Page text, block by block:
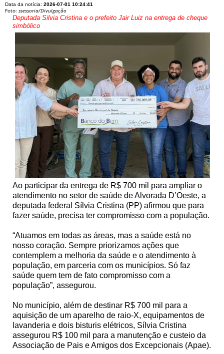
Data da notícia: 2026-07-01 10:24:41
Foto: ssessoria/Divulgação
Deputada Silvia Cristina e o prefeito Jair Luiz na entrega de cheque
simbólico
Ao participar da entrega de R$ 700 mil para ampliar o
atendimento no setor de saúde de Alvorada D’Oeste, a
deputada federal Sílvia Cristina (PP) afirmou que para
fazer saúde, precisa ter compromisso com a população.
“Atuamos em todas as áreas, mas a saúde está no
nosso coração. Sempre priorizamos ações que
contemplem a melhoria da saúde e o atendimento à
população, em parceria com os municípios. Só faz
saúde quem tem de fato compromisso com a
população”, assegurou.
No município, além de destinar R$ 700 mil para a
aquisição de um aparelho de raio-X, equipamentos de
lavanderia e dois bisturis elétricos, Sílvia Cristina
assegurou R$ 100 mil para a manutenção e custeio da
Associação de Pais e Amigos dos Excepcionais (Apae).